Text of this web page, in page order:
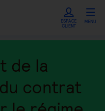
ESPACE
CLIENT
MENU
de la
contrat